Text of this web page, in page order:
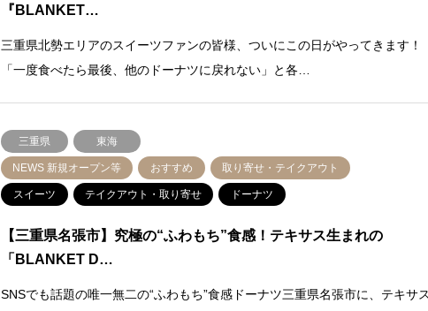
『BLANKET…
三重県北勢エリアのスイーツファンの皆様、ついにこの日がやってきます！
「一度食べたら最後、他のドーナツに戻れない」と各…
三重県 東海
NEWS 新規オープン等 おすすめ 取り寄せ・テイクアウト
スイーツ テイクアウト・取り寄せ ドーナツ
【三重県名張市】究極の“ふわもち”食感！テキサス生まれの
「BLANKET D…
SNSでも話題の唯一無二の“ふわもち”食感ドーナツ三重県名張市に、テキサ